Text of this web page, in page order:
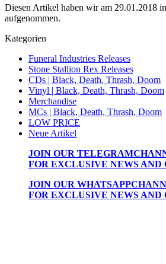
Diesen Artikel haben wir am 29.01.2018
aufgenommen.
Kategorien
Funeral Industries Releases
Stone Stallion Rex Releases
CDs | Black, Death, Thrash, Doom
Vinyl | Black, Death, Thrash, Doom
Merchandise
MCs | Black, Death, Thrash, Doom
LOW PRICE
Neue Artikel
JOIN OUR
FOR EXCLUSIVE NEWS AND
JOIN OUR
FOR EXCLUSIVE NEWS AND